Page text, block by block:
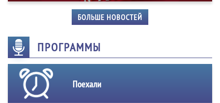
БОЛЬШЕ НОВОСТЕЙ
ПРОГРАММЫ
Поехали